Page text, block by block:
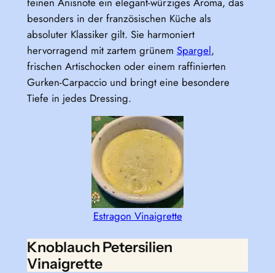
besonders in der französischen Küche als
absoluter Klassiker gilt. Sie harmoniert
hervorragend mit zartem grünem Spargel,
frischen Artischocken oder einem raffinierten
Gurken-Carpaccio und bringt eine besondere
Tiefe in jedes Dressing.
Estragon Vinaigrette
Knoblauch Petersilien
Vinaigrette